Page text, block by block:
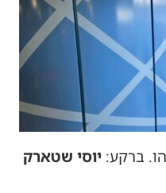
ברקע: יוסי שטארק